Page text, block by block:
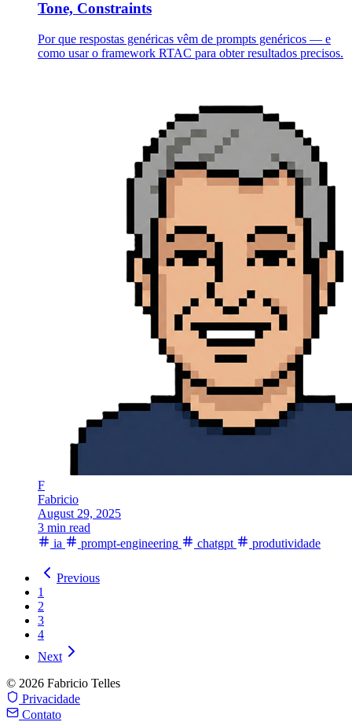
Tone, Constraints
Por que respostas genéricas vêm de prompts genéricos — e
como usar o framework RTAC para obter resultados precisos.
F
Fabricio
August 29, 2025
3 min read
ia
prompt-engineering chatgpt produtividade
Previous
1
2
3
4
Next
© 2026 Fabricio Telles
Privacidade
Contato